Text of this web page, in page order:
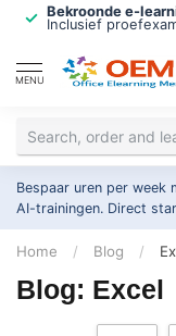
Bekroonde e-
Inclusief
MENU
Bespaar uren per week
AI-trainingen. Direct
Home / Blog /
Blog: Excel